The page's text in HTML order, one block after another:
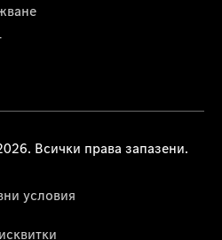
Всички права запазени.
условия